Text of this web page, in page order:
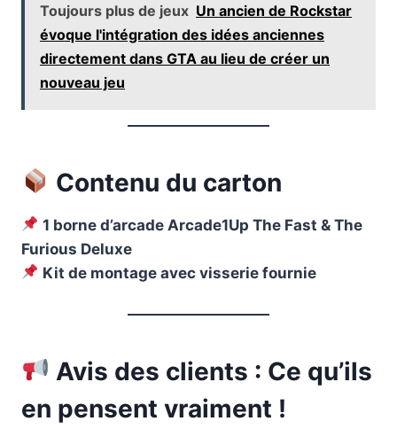
Toujours plus de jeux Un ancien de Rockstar
évoque l'intégration des idées anciennes
directement dans GTA au lieu de créer un
nouveau jeu
Contenu du carton
1 borne d’arcade Arcade1Up The Fast & The
Furious Deluxe
Kit de montage avec visserie fournie
Avis des clients : Ce qu’ils
en pensent vraiment !